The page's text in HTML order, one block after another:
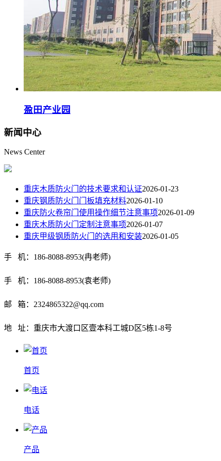
盈田产业园
新闻中心
News Center
重庆木质防火门的技术要求和认证2026-01-23
重庆钢质防火门门板填充材料2026-01-10
重庆防火卷帘门使用操作细节注意事项2026-01-09
重庆木质防火门定制注意事项2026-01-07
重庆甲级钢质防火门的选用和安装2026-01-05
手 机：186-8088-8953(冉老师)
手 机：186-8088-8953(袁老师)
邮 箱：2324865322@qq.com
地 址：重庆市大渡口区壹本科工城D区5栋1-8号
首页
电话
产品